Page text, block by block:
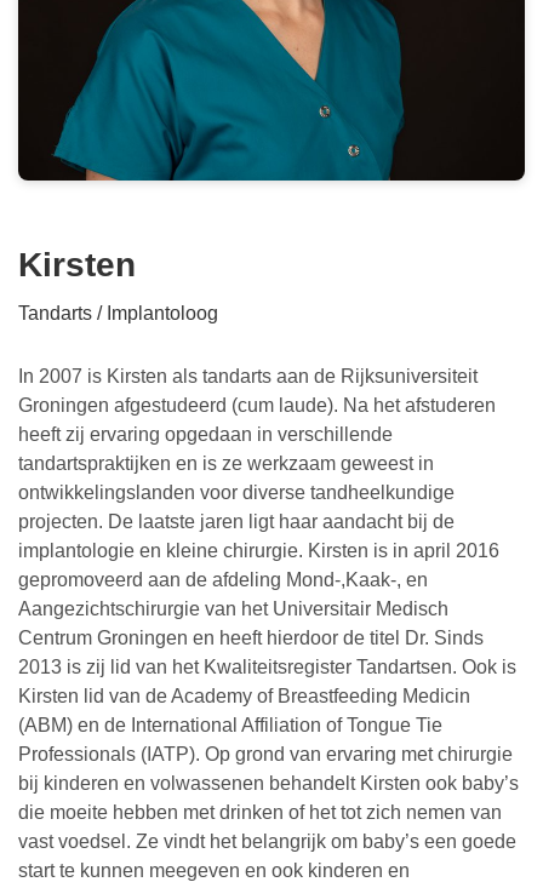
Kirsten
Tandarts / Implantoloog
In 2007 is Kirsten als tandarts aan de Rijksuniversiteit
Groningen afgestudeerd (cum laude). Na het afstuderen
heeft zij ervaring opgedaan in verschillende
tandartspraktijken en is ze werkzaam geweest in
ontwikkelingslanden voor diverse tandheelkundige
projecten. De laatste jaren ligt haar aandacht bij de
implantologie en kleine chirurgie. Kirsten is in april 2016
gepromoveerd aan de afdeling Mond-,Kaak-, en
Aangezichtschirurgie van het Universitair Medisch
Centrum Groningen en heeft hierdoor de titel Dr. Sinds
2013 is zij lid van het Kwaliteitsregister Tandartsen. Ook is
Kirsten lid van de Academy of Breastfeeding Medicin
(ABM) en de International Affiliation of Tongue Tie
Professionals (IATP). Op grond van ervaring met chirurgie
bij kinderen en volwassenen behandelt Kirsten ook baby’s
die moeite hebben met drinken of het tot zich nemen van
vast voedsel. Ze vindt het belangrijk om baby’s een goede
start te kunnen meegeven en ook kinderen en